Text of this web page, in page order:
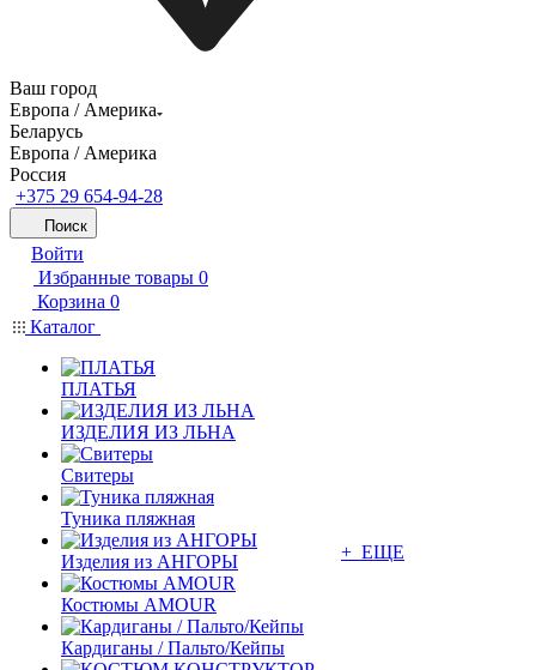
Ваш город
Европа / Америка
Беларусь
Европа / Америка
Россия
+375 29 654-94-28
Поиск
Войти
Избранные товары 0
Корзина 0
Каталог
ПЛАТЬЯ
ИЗДЕЛИЯ ИЗ ЛЬНА
Свитеры
Туника пляжная
Изделия из АНГОРЫ
Костюмы AMOUR
Кардиганы / Пальто/Кейпы
+ ЕЩЕ